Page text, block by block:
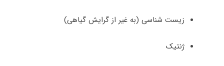
زیست ‌شناسی (به غیر از گرایش گیاهی)
ژنتیک